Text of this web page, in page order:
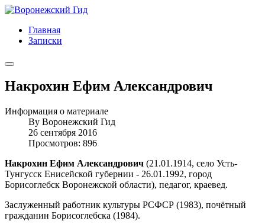
Главная
Записки
Накрохин Ефим Александрович
Информация о материале
By Воронежский Гид
26 сентября 2016
Просмотров: 896
Накрохин Ефим Александрович (21.01.1914, село Усть-
Тунгусск Енисейской губернии - 26.01.1992, город
Борисоглебск Воронежской области), педагог, краевед.
Заслуженный работник культуры РСФСР (1983), почётный
гражданин Борисоглебска (1984).